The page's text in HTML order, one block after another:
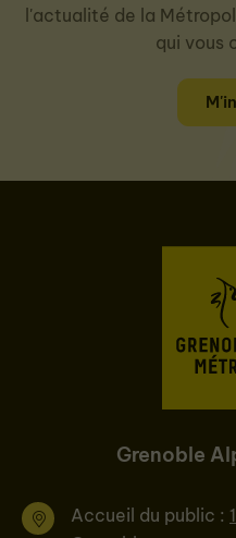
l'actualité de la
qui vous
Grenoble
Accueil du public :